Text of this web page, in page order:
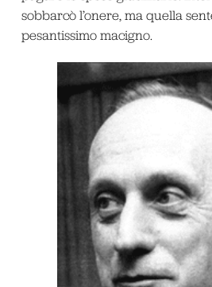
sobbarcò l’onere, ma quella
pesantissimo macigno.